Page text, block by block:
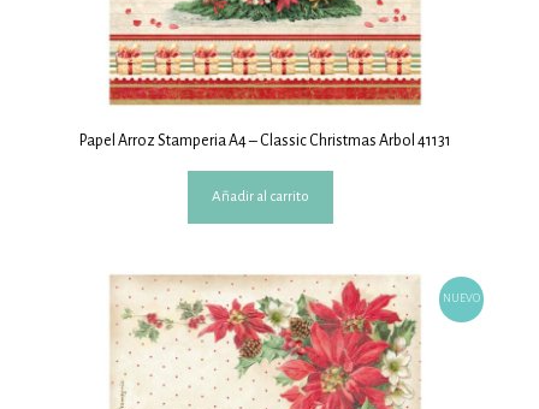
Papel Arroz Stamperia A4 – Classic Christmas Arbol 41131
Añadir al carrito
NUEVO